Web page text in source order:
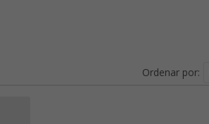
Ordenar por: